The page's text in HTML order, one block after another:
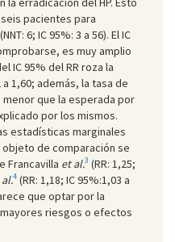
pacientes para
6; IC 95%: 3 a 56). El IC
es muy amplio
IC 95% del RR roza la
a 1,60; además, la tasa de
menor que la esperada por
por los mismos.
estadísticas marginales
de comparación se
Francavilla et al.3 (RR: 1,25;
4 (RR: 1,18; IC 95%:1,03 a
que optar por la
riesgos o efectos